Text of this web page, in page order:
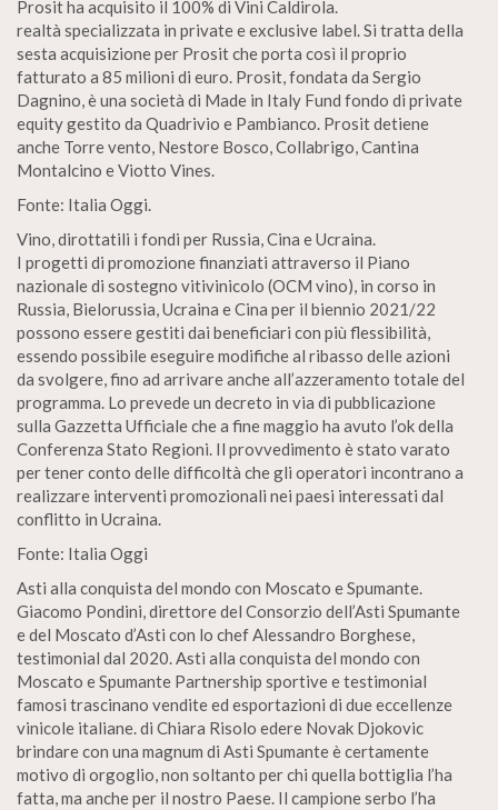
Prosit ha acquisito il 100% di Vini Caldirola.
realtà specializzata in private e exclusive label. Si tratta della
sesta acquisizione per Prosit che porta così il proprio
fatturato a 85 milioni di euro. Prosit, fondata da Sergio
Dagnino, è una società di Made in Italy Fund fondo di private
equity gestito da Quadrivio e Pambianco. Prosit detiene
anche Torre vento, Nestore Bosco, Collabrigo, Cantina
Montalcino e Viotto Vines.
Fonte: Italia Oggi.
Vino, dirottatili i fondi per Russia, Cina e Ucraina.
I progetti di promozione finanziati attraverso il Piano
nazionale di sostegno vitivinicolo (OCM vino), in corso in
Russia, Bielorussia, Ucraina e Cina per il biennio 2021/22
possono essere gestiti dai beneficiari con più flessibilità,
essendo possibile eseguire modifiche al ribasso delle azioni
da svolgere, fino ad arrivare anche all’azzeramento totale del
programma. Lo prevede un decreto in via di pubblicazione
sulla Gazzetta Ufficiale che a fine maggio ha avuto l’ok della
Conferenza Stato Regioni. Il provvedimento è stato varato
per tener conto delle difficoltà che gli operatori incontrano a
realizzare interventi promozionali nei paesi interessati dal
conflitto in Ucraina.
Fonte: Italia Oggi
Asti alla conquista del mondo con Moscato e Spumante.
Giacomo Pondini, direttore del Consorzio dell’Asti Spumante
e del Moscato d’Asti con lo chef Alessandro Borghese,
testimonial dal 2020. Asti alla conquista del mondo con
Moscato e Spumante Partnership sportive e testimonial
famosi trascinano vendite ed esportazioni di due eccellenze
vinicole italiane. di Chiara Risolo edere Novak Djokovic
brindare con una magnum di Asti Spumante è certamente
motivo di orgoglio, non soltanto per chi quella bottiglia l’ha
fatta, ma anche per il nostro Paese. Il campione serbo l’ha